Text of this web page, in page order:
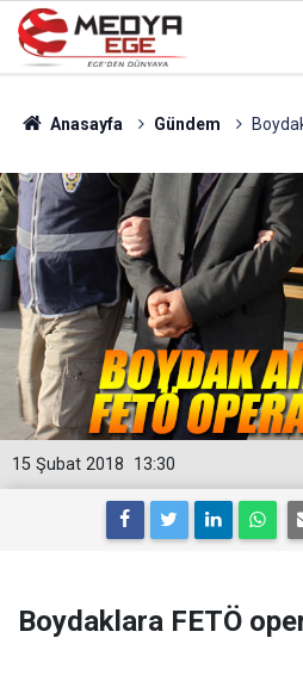
Anasayfa Gündem
13:30
15 Şubat 2018
Boydaklara FETÖ